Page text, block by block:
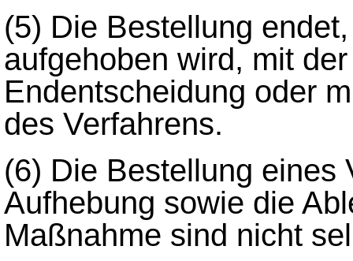
(5) Die Bestellung
aufgehoben wird, mit
Endentscheidung oder
des Verfahrens.
(6) Die Bestellung eines
Aufhebung sowie die
Maßnahme sind nicht